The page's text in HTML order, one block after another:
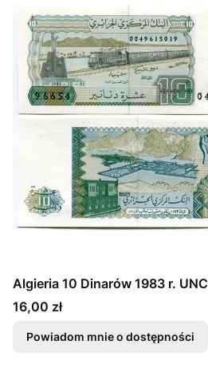
Algieria 10 Dinarów 1983 r. UNC
Cena
16,00 zł
Powiadom mnie o dostępności